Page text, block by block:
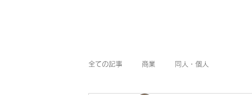
全ての記事 商業 同人・個人